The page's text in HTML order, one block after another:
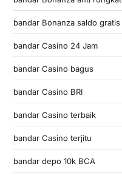
bandar Bonanza saldo gratis
bandar Casino 24 Jam
bandar Casino bagus
bandar Casino BRI
bandar Casino terbaik
bandar Casino terjitu
bandar depo 10k BCA